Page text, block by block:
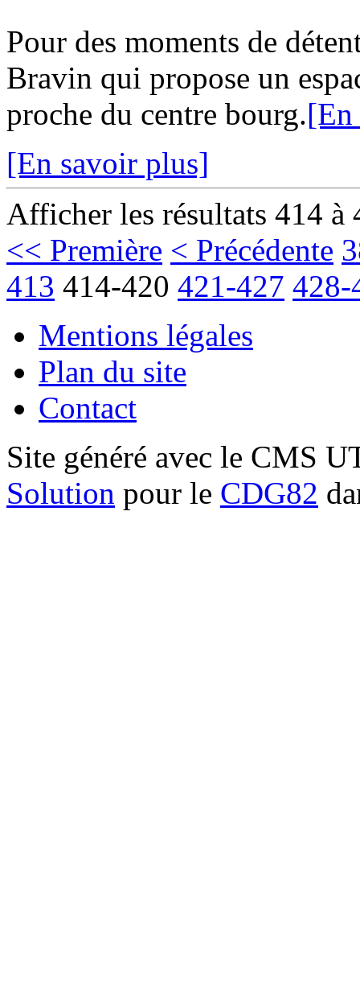
Pour des moments de
Bravin qui propose un
proche du centre bourg.[En
[En savoir plus]
Afficher les résultats 414 à
<< Première < Précédente
413 414-420 421-427 428-
Mentions légales
Plan du site
Contact
Site généré avec le CMS
Solution pour le CDG82